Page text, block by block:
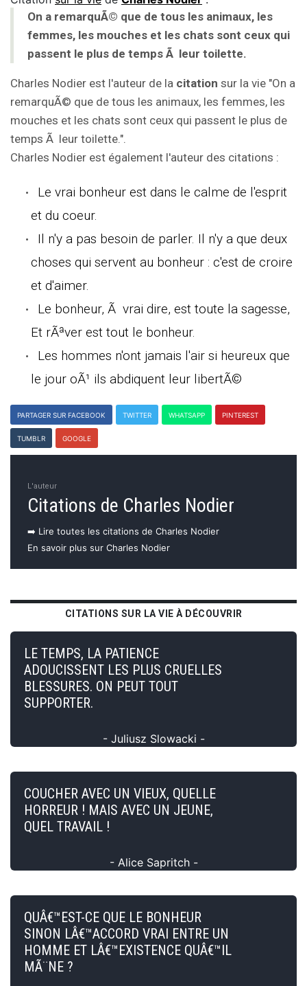
On a remarquÃ© que de tous les animaux, les
femmes, les mouches et les chats sont ceux qui
passent le plus de temps Ã leur toilette.
Charles Nodier est l'auteur de la citation sur la vie "On a
remarquÃ© que de tous les animaux, les femmes, les
mouches et les chats sont ceux qui passent le plus de
temps Ã leur toilette.".
Charles Nodier est également l'auteur des citations :
Le vrai bonheur est dans le calme de l'esprit
et du coeur.
Il n'y a pas besoin de parler. Il n'y a que deux
choses qui servent au bonheur : c'est de croire
et d'aimer.
Le bonheur, Ã vrai dire, est toute la sagesse,
Et rÃªver est tout le bonheur.
Les hommes n'ont jamais l'air si heureux que
le jour oÃ¹ ils abdiquent leur libertÃ©
PARTAGER SUR FACEBOOK TWITTER WHATSAPP PINTEREST
TUMBLR GOOGLE
L'auteur
Citations de Charles Nodier
➡️ Lire toutes les citations de Charles Nodier
En savoir plus sur Charles Nodier
CITATIONS SUR LA VIE À DÉCOUVRIR
LE TEMPS, LA PATIENCE
ADOUCISSENT LES PLUS CRUELLES
BLESSURES. ON PEUT TOUT
SUPPORTER.
- Juliusz Slowacki -
COUCHER AVEC UN VIEUX, QUELLE
HORREUR ! MAIS AVEC UN JEUNE,
QUEL TRAVAIL !
- Alice Sapritch -
QUÂ€™EST-CE QUE LE BONHEUR
SINON LÂ€™ACCORD VRAI ENTRE UN
HOMME ET LÂ€™EXISTENCE QUÂ€™IL
MÃ¨NE ?